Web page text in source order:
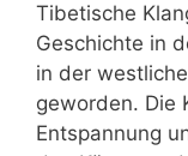
Tibetische
Geschichte in
in der
geworden. Die
Entspannung